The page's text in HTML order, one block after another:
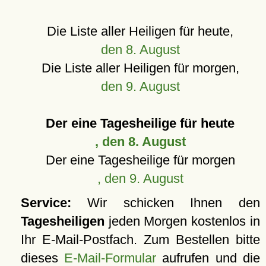
Die Liste aller Heiligen für heute,
den 8. August
Die Liste aller Heiligen für morgen,
den 9. August
Der eine Tagesheilige für heute
, den 8. August
Der eine Tagesheilige für morgen
, den 9. August
Service: Wir schicken Ihnen den
Tagesheiligen jeden Morgen kostenlos in
Ihr E-Mail-Postfach. Zum Bestellen bitte
dieses E-Mail-Formular aufrufen und die